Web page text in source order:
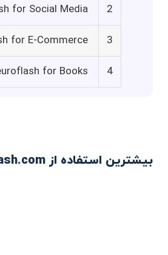
2
for Social Media
3
for E-Commerce
4
for Books
بیشترین استفاده از neuro-flash.com